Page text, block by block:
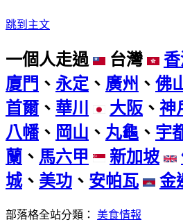
跳到主文
一個人走過 台灣
廈門 、 永定 、 廣州 、 佛
首爾、 華川 大阪 、 神
八幡 、 岡山 、 丸龜 、 宇
蘭 、 馬六甲 新加坡
城、 美功 、 安帕瓦 金
部落格全站分類： 美食情報